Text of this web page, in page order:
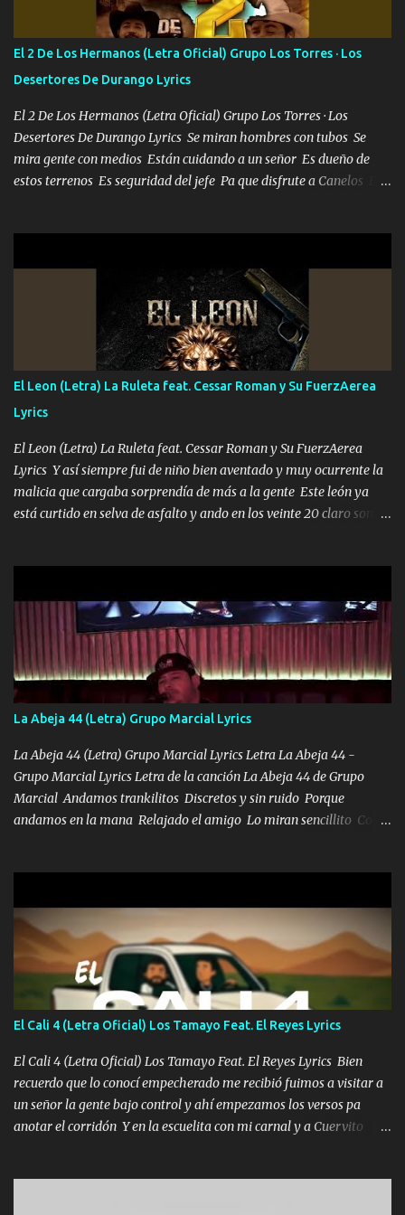
tu vida, y está bien Porque lo que tengo nadie lo tiene Una me está
escribiendo y la otra me va a llamar Quiere que vaya a verla y que
la invite a cenar Otras más me están pidiendo que las saque a
bailar Pero es que tengo un par de conciertos más que llenar Se
mueven solo por el interés P...
El 2 De Los Hermanos (Letra Oficial) Grupo Los Torres · Los
Desertores De Durango Lyrics
El 2 De Los Hermanos (Letra Oficial) Grupo Los Torres · Los
Desertores De Durango Lyrics Se miran hombres con tubos Se
mira gente con medios Están cuidando a un señor Es dueño de
estos terrenos Es seguridad del jefe Pa que disfrute a Canelos Es
ni tampoco las mujeres porque es platica de grandes por eso hay
que estar alegres doy las instrucciones para atender los deberes
Música Si es que salta algún problema de confianza tengo gente
ahí está el Hombre Cuarenta y también Pariente 7 arreglan
cualquier problema no más es cuestión que ordené NOS HACE
FALTA UN HERMANO DE CLAVE ERA EL 24 SIEMPRE FUE UN
HOMBRE VALIENTE POR ALGO M'URIÓ PELEAND0 SIEMPRE
VIO POR LA FAMILIA PARA QUE SIGA EL LEGADO Es el DOS de
los HERMANOS un cerebro inteligente y com...
El Leon (Letra) La Ruleta feat. Cessar Roman y Su FuerzAerea
Lyrics
El Leon (Letra) La Ruleta feat. Cessar Roman y Su FuerzAerea
Lyrics Y así siempre fui de niño bien aventado y muy ocurrente la
malicia que cargaba sorprendía de más a la gente Este león ya
está curtido en selva de asfalto y ando en los veinte 20 claro son
pa más pues hay charola les voy a dar hasta topar pues no hay de
otra Música Surcando bien mi camino voy por mi línea no veo a
los lados aquel que no corre vuela no se me duerm voy chicoteado
Ya pasé varias hazañas ya tienen rato que me agarran el colmillo
de este León los estatales no sé esperaron Al tiro esta la PrimiZa
también la nueve que cargo al lado doy la mano al que su amigo y
al traicionero damos pa abajo Y No me paran aquí hay pa más
pues hay charola les voy a dar hasta topar pues no hay de otra...
La Abeja 44 (Letra) Grupo Marcial Lyrics
La Abeja 44 (Letra) Grupo Marcial Lyrics Letra La Abeja 44 -
Grupo Marcial Lyrics Letra de la canción La Abeja 44 de Grupo
Marcial Andamos trankilitos Discretos y sin ruido Porque
andamos en la mana Relajado el amigo Lo miran sencillito Con
coronamos Se jala los marciales Y sus guitarras ya van sonando
Un gallardo me prendo Para agarrar el vuelo y la mente y
tranquilizando Tomense un buen trago Y así es como empezamos
los versos que voy cantando (Music) A vido alta y bajas La carreta
se atora Pero nunca le aflojamos Ya me han pasado cosas Y
aunque ustedes no sepan Pero la vida es muy corta Hay que
echarle chingazos Y seguir trabajando porque nada es...
El Cali 4 (Letra Oficial) Los Tamayo Feat. El Reyes Lyrics
El Cali 4 (Letra Oficial) Los Tamayo Feat. El Reyes Lyrics Bien
recuerdo que lo conocí empecherado me recibió fuimos a visitar a
un señor la gente bajo control y ahí empezamos los versos pa
anotar el corridón Y en la escuelita con mi carnal y a Cuervito